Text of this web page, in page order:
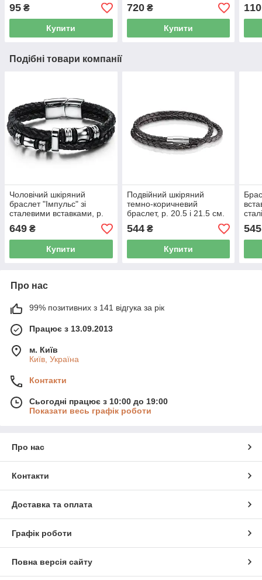
95 ₴
Купити
720₴
Купити
110
Подібні товари компанії
Чоловічий шкіряний
браслет "Імпульс" зі
сталевими вставками, р.
649 ₴
Купити
Подвійний шкіряний
темно-коричневий
браслет, р. 20.5 і 21.5 см.
544₴
Купити
545
Про нас
99% позитивних з 141 відгука за рік
Працює з 13.09.2013
м. Київ
Київ, Україна
Контакти
Сьогодні працює з 10:00 до 19:00
Показати весь графік роботи
Про нас
Контакти
Доставка та оплата
Графік роботи
Повна версія сайту